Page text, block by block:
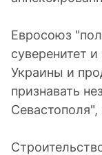
Евросоюз
суверенитет
Украины и
признавать
Севастополя",